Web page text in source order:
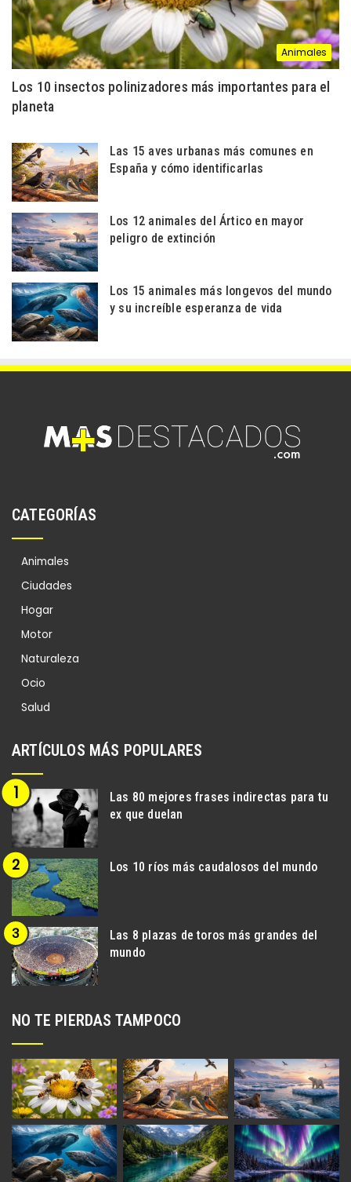
Animales
Los 10 insectos polinizadores más importantes para el
planeta
Las 15 aves urbanas más comunes en
España y cómo identificarlas
Los 12 animales del Ártico en mayor
peligro de extinción
Los 15 animales más longevos del mundo
y su increíble esperanza de vida
CATEGORÍAS
Animales
Ciudades
Hogar
Motor
Naturaleza
Ocio
Salud
ARTÍCULOS MÁS POPULARES
Las 80 mejores frases indirectas para tu
ex que duelan
Los 10 ríos más caudalosos del mundo
Las 8 plazas de toros más grandes del
mundo
NO TE PIERDAS TAMPOCO